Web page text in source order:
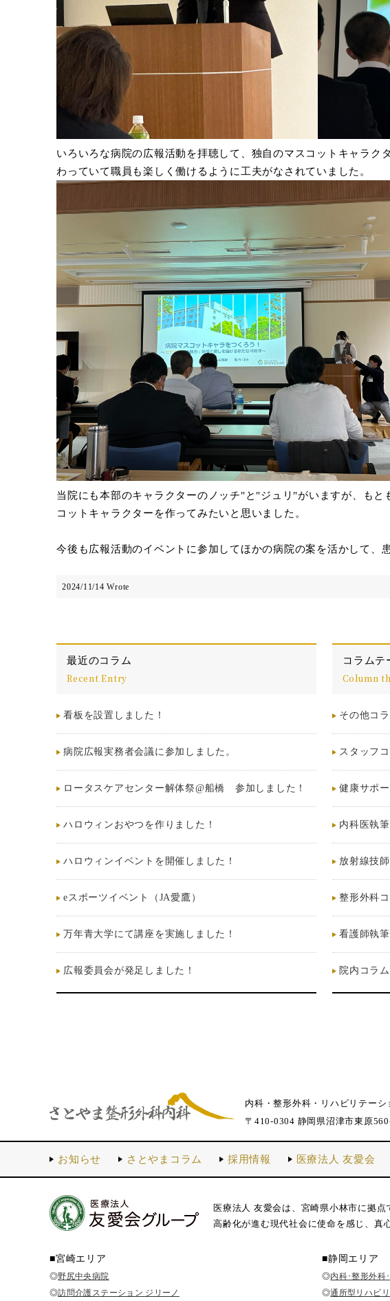
最近のコラム
Recent Entry
看板を設置しました！
病院広報実務者会議に参加しました。
ロータスケアセンター解体祭@船橋 参加しました！
ハロウィンおやつを作りました！
ハロウィンイベントを開催しました！
eスポーツイベント（JA愛鷹）
万年青大学にて講座を実施しました！
広報委員会が発足しました！
コラムテ
Column
その他コ
スタッフ
健康サポ
内科医執
放射線技
整形外科
看護師執
院内コラ
いろいろな病院の広報活動を拝聴して、独自のマスコットキャラ
わっていて職員も楽しく働けるように工夫がなされていました。
当院にも本部のキャラクターのノッチ"と"ジュリ"がいますが、も
コットキャラクターを作ってみたいと思いました。
今後も広報活動のイベントに参加してほかの病院の案を活かして、
2024/11/14 Wrote
内科・整形外科・リハビリテーシ
〒410-0304 静岡県沼津市東原
お知らせ さとやまコラム 採用情報 医療法人 友愛会
医療法人 友愛会は、宮崎県小林市に拠
高齢化が進む現代社会に使命を感じ、真
■宮崎エリア
◎野尻中央病院
◎訪問介護ステーション ジリーノ
■静岡エリア
◎内科･整形外科
◎通所型リハビ